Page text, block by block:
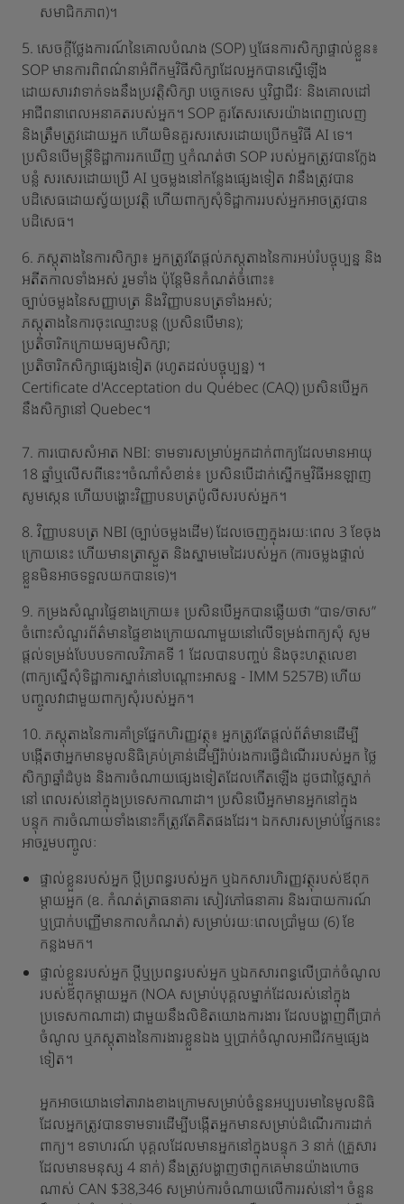
សមាជិកភាព)។
5. សេចក្តីថ្លែងការណ៍នៃគោលបំណង (SOP) ឬផែនការសិក្សាផ្ទាល់ខ្លួន៖
SOP មានការពិពណ៌នាអំពីកម្មវិធីសិក្សាដែលអ្នកបានស្នើឡើង
ដោយសារវាទាក់ទងនឹងប្រវត្តិសិក្សា បច្ចេកទេស ឬវិជ្ជាជីវៈ និងគោលដៅ
អាជីពនាពេលអនាគតរបស់អ្នក។ SOP គួរតែសរសេរយ៉ាងពេញលេញ
និងត្រឹមត្រូវដោយអ្នក ហើយមិនគួរសរសេរដោយប្រើកម្មវិធី AI ទេ។
ប្រសិនបើមន្ត្រីទិដ្ឋាការរកឃើញ ឬកំណត់ថា SOP របស់អ្នកត្រូវបានក្លែង
បន្លំ សរសេរដោយប្រើ AI ឬចម្លងនៅកន្លែងផ្សេងទៀត វានឹងត្រូវបាន
បដិសេធដោយស្វ័យប្រវត្តិ ហើយពាក្យសុំទិដ្ឋាការរបស់អ្នកអាចត្រូវបាន
បដិសេធ។
6. ភស្តុតាងនៃការសិក្សា៖ អ្នកត្រូវតែផ្តល់ភស្តុតាងនៃការអប់រំបច្ចុប្បន្ន និង
អតីតកាលទាំងអស់ រួមទាំង ប៉ុន្តែមិនកំណត់ចំពោះ៖
ច្បាប់ចម្លងនៃសញ្ញាបត្រ និងវិញ្ញាបនបត្រទាំងអស់;
ភស្តុតាងនៃការចុះឈ្មោះបន្ត (ប្រសិនបើមាន);
ប្រតិចារិកក្រោយមធ្យមសិក្សា;
ប្រតិចារិកសិក្សាផ្សេងទៀត (រហូតដល់បច្ចុប្បន្ន) ។
Certificate d'Acceptation du Québec (CAQ) ប្រសិនបើអ្នក
នឹងសិក្សានៅ Quebec។
7. ការបោសសំអាត NBI: ទាមទារសម្រាប់អ្នកដាក់ពាក្យដែលមានអាយុ
18 ឆ្នាំឬលើសពីនេះ។ចំណាំសំខាន់៖ ប្រសិនបើដាក់ស្នើកម្មវិធីអនឡាញ
សូមស្កេន ហើយបង្ហោះវិញ្ញាបនបត្រប៉ូលីសរបស់អ្នក។
8. វិញ្ញាបនបត្រ NBI (ច្បាប់ចម្លងដើម) ដែលចេញក្នុងរយៈពេល 3 ខែចុង
ក្រោយនេះ ហើយមានត្រាស្ងួត និងស្នាមមេដៃរបស់អ្នក (ការចម្លងផ្ទាល់
ខ្លួនមិនអាចទទួលយកបានទេ)។
9. កម្រងសំណួរផ្ទៃខាងក្រោយ៖ ប្រសិនបើអ្នកបានឆ្លើយថា “បាទ/ចាស”
ចំពោះសំណួរព័ត៌មានផ្ទៃខាងក្រោយណាមួយនៅលើទម្រង់ពាក្យសុំ សូម
ផ្តល់ទម្រង់បែបបទកាលវិភាគទី 1 ដែលបានបញ្ចប់ និងចុះហត្ថលេខា
(ពាក្យស្នើសុំទិដ្ឋាការស្នាក់នៅបណ្តោះអាសន្ន - IMM 5257B) ហើយ
បញ្ចូលវាជាមួយពាក្យសុំរបស់អ្នក។
10. ភស្តុតាងនៃការគាំទ្រផ្នែកហិរញ្ញវត្ថុ៖ អ្នកត្រូវតែផ្តល់ព័ត៌មានដើម្បី
បង្កើតថាអ្នកមានមូលនិធិគ្រប់គ្រាន់ដើម្បីរ៉ាប់រងការធ្វើដំណើររបស់អ្នក ថ្លៃ
សិក្សាឆ្នាំដំបូង និងការចំណាយផ្សេងទៀតដែលកើតឡើង ដូចជាថ្លៃស្នាក់
នៅ ពេលរស់នៅក្នុងប្រទេសកាណាដា។ ប្រសិនបើអ្នកមានអ្នកនៅក្នុង
បន្ទុក ការចំណាយទាំងនោះក៏ត្រូវតែគិតផងដែរ។ ឯកសារសម្រាប់ផ្នែកនេះ
អាចរួមបញ្ចូលៈ
ផ្ទាល់ខ្លួនរបស់អ្នក ប្តីប្រពន្ធរបស់អ្នក ឬឯកសារហិរញ្ញវត្ថុរបស់ឪពុក
ម្តាយអ្នក (ឧ. កំណត់ត្រាធនាគារ សៀវភៅធនាគារ និងរបាយការណ៍
ឬប្រាក់បញ្ញើមានកាលកំណត់) សម្រាប់រយៈពេលប្រាំមួយ (6) ខែ
កន្លងមក។
ផ្ទាល់ខ្លួនរបស់អ្នក ប្តីឬប្រពន្ធរបស់អ្នក ឬឯកសារពន្ធលើប្រាក់ចំណូល
របស់ឪពុកម្តាយអ្នក (NOA សម្រាប់បុគ្គលម្នាក់ដែលរស់នៅក្នុង
ប្រទេសកាណាដា) ជាមួយនឹងលិខិតយោងការងារ ដែលបង្ហាញពីប្រាក់
ចំណូល ឬភស្តុតាងនៃការងារខ្លួនឯង ឬប្រាក់ចំណូលអាជីវកម្មផ្សេង
ទៀត។
អ្នកអាចយោងទៅតារាងខាងក្រោមសម្រាប់ចំនួនអប្បបរមានៃមូលនិធិ
ដែលអ្នកត្រូវបានទាមទារដើម្បីបង្កើតអ្នកមានសម្រាប់ដំណើរការដាក់
ពាក្យ។ ឧទាហរណ៍ បុគ្គលដែលមានអ្នកនៅក្នុងបន្ទុក 3 នាក់ (គ្រួសារ
ដែលមានមនុស្ស 4 នាក់) នឹងត្រូវបង្ហាញថាពួកគេមានយ៉ាងហោច
ណាស់ CAN $38,346 សម្រាប់ការចំណាយលើការរស់នៅ។ ចំនួន